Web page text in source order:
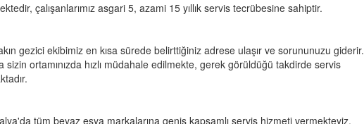
çalışanlarımız asgari 5, azami 15 yıllık servis tecrübesine sahiptir.
gezici ekibimiz en kısa sürede belirttiğiniz adrese ulaşır ve sorununuzu giderir.
sizin ortamınızda hızlı müdahale edilmekte, gerek görüldüğü takdirde servis
tüm beyaz eşya markalarına geniş kapsamlı servis hizmeti vermekteyiz.